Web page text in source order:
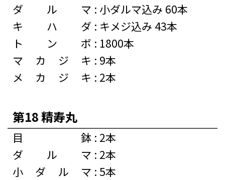
ダルマ : 小ダルマ込み 60本
キハダ : キメジ込み 43本
トンボ : 1800本
マカジキ : 9本
メカジキ : 2本
第18 精寿丸
目鉢 : 2本
ダルマ : 2本
小ダルマ : 5本